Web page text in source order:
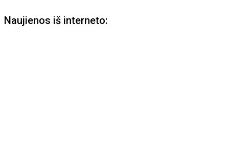
Naujienos iš interneto: